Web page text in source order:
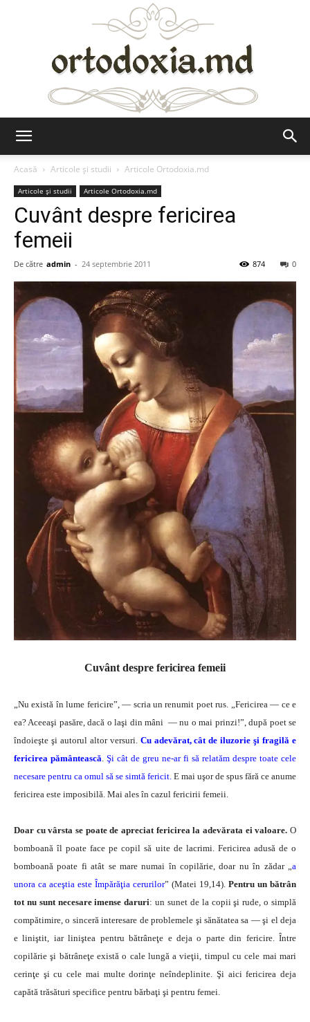
Acasă
Articole şi studii Articole Ortodoxia.md
Articole şi studii Articole Ortodoxia.md
Cuvânt despre fericirea
femeii
De către admin - 24 septembrie 2011 0
874
Cuvânt despre fericirea femeii
„Nu există în lume fericire”, — scria un renumit poet rus. „Fericirea — ce e
ea? Aceeaşi pasăre, dacă o laşi din mâni — nu o mai prinzi!”, după poet se
îndoieşte şi autorul altor versuri. Cu adevărat, cât de iluzorie şi fragilă e
fericirea pământească. Şi cât de greu ne-ar fi să relatăm despre toate cele
necesare pentru ca omul să se simtă fericit. E mai uşor de spus fără ce anume
fericirea este imposibilă. Mai ales în cazul fericirii femeii.
Doar cu vârsta se poate de apreciat fericirea la adevărata ei valoare. O
bomboană îl poate face pe copil să uite de lacrimi. Fericirea adusă de o
bomboană poate fi atât se mare numai în copilărie, doar nu în zădar „a
unora ca aceştia este Împărăţia cerurilor” (Matei 19,14). Pentru un bătrân
tot nu sunt necesare imense daruri: un sunet de la copii şi rude, o simplă
compătimire, o sinceră interesare de problemele şi sănătatea sa — şi el deja
e liniştit, iar liniştea pentru bătrâneţe e deja o parte din fericire. Între
copilărie şi bătrâneţe există o cale lungă a vieţii, timpul cu cele mai mari
cerinţe şi cu cele mai multe dorinţe neîndeplinite. Şi aici fericirea deja
capătă trăsături specifice pentru bărbaţi şi pentru femei.